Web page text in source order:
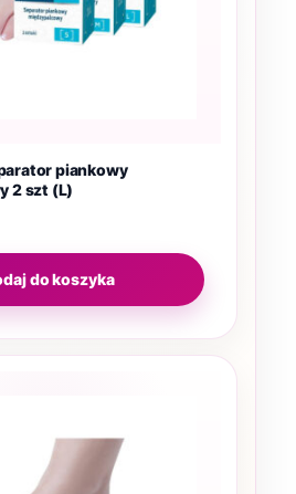
piankowy
2 szt (L)
do koszyka